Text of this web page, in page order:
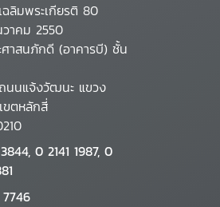
ฉลิมพระเกียรติ 80
าคม 2550
ศาสนภักดี (อาคารบี) ชั้น
นนแจ้งวัฒนะ แขวง
ขตหลักสี่
0 2141 1987, 0